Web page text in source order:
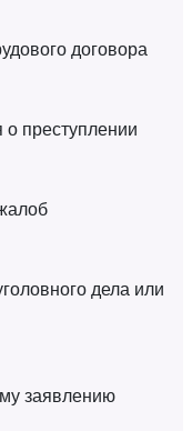
договора
преступлении
дела или
заявлению